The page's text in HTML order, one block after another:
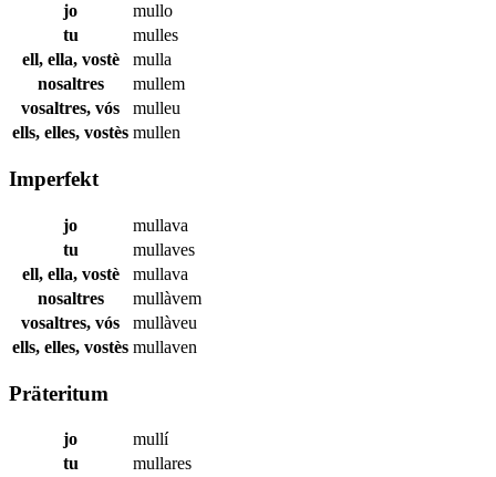
jo
mullo
tu
mulles
ell, ella, vostè
mulla
nosaltres
mullem
vosaltres, vós
mulleu
ells, elles, vostès mullen
Imperfekt
jo
mullava
tu
mullaves
ell, ella, vostè
mullava
nosaltres
mullàvem
vosaltres, vós
mullàveu
ells, elles, vostès mullaven
Präteritum
jo
mullí
tu
mullares